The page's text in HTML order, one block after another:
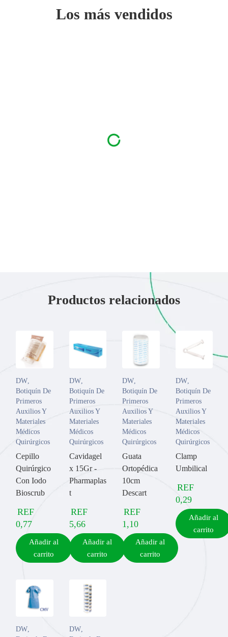
Los más vendidos
Productos relacionados
DW
Botiquín De
Primeros
Auxilios Y
Materiales
Médicos
Quirúrgicos
Cepillo
Quirúrgico
Con Iodo
Bioscrub
REF
0,77
Añadir al
carrito
DW,
Botiquín De
Primeros
Auxilios Y
Materiales
Médicos
Quirúrgicos
Cavidagel
x 15Gr -
Pharmaplas
t
REF
5,66
Añadir al
carrito
DW
Botiquín De
Primeros
Auxilios Y
Materiales
Médicos
Quirúrgicos
Guata
Ortopédica
10cm
Descart
REF
1,10
Añadir al
carrito
DW,
Botiquín De
Primeros
Auxilios Y
Materiales
Médicos
Quirúrgicos
Clamp
Umbilical
REF
0,29
Añadir al
carrito
DW,
DW,